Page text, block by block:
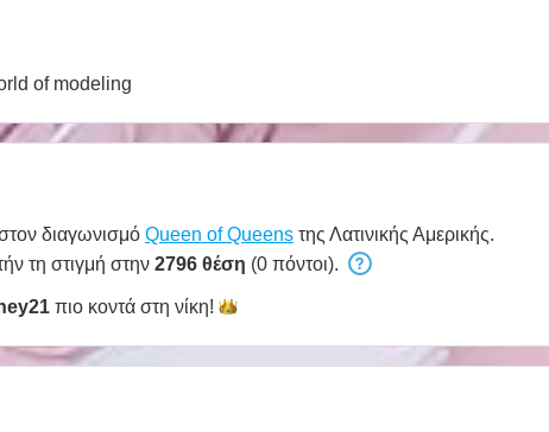
of modeling
διαγωνισμό Queen of Queens της Λατινικής Αμερικής.
τη στιγμή στην 2796 θέση (0 πόντοι).
πιο κοντά στη νίκη!